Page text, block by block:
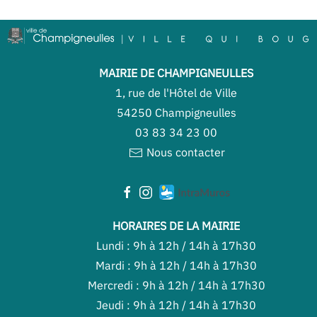
MAIRIE DE CHAMPIGNEULLES
1, rue de l'Hôtel de Ville
54250 Champigneulles
03 83 34 23 00
Nous contacter
HORAIRES DE LA MAIRIE
Lundi : 9h à 12h / 14h à 17h30
Mardi : 9h à 12h / 14h à 17h30
Mercredi : 9h à 12h / 14h à 17h30
Jeudi : 9h à 12h / 14h à 17h30